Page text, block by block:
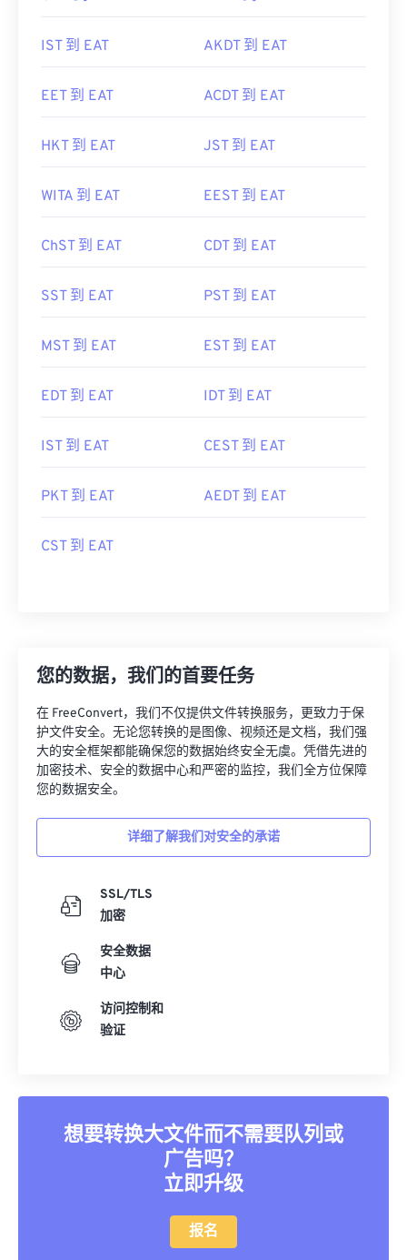
IST 到 EAT AKDT 到 EAT
EET 到 EAT ACDT 到 EAT
HKT 到 EAT JST 到 EAT
WITA 到 EAT EEST 到 EAT
ChST 到 EAT CDT 到 EAT
SST 到 EAT PST 到 EAT
MST 到 EAT EST 到 EAT
EDT 到 EAT IDT 到 EAT
IST 到 EAT CEST 到 EAT
PKT 到 EAT AEDT 到 EAT
CST 到 EAT
您的数据，我们的首要任务
在 FreeConvert，我们不仅提供文件转换服务，更致力于保
护文件安全。无论您转换的是图像、视频还是文档，我们强
大的安全框架都能确保您的数据始终安全无虞。凭借先进的
加密技术、安全的数据中心和严密的监控，我们全方位保障
您的数据安全。
详细了解我们对安全的承诺
SSL/TLS
加密
安全数据
中心
访问控制和
验证
想要转换大文件而不需要队列或
广告吗？
立即升级
报名